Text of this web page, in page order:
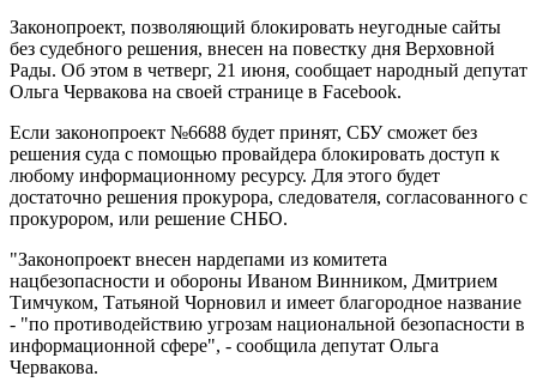
Законопроект, позволяющий блокировать неугодные сайты
без судебного решения, внесен на повестку дня Верховной
Рады. Об этом в четверг, 21 июня, сообщает народный депутат
Ольга Червакова на своей странице в Facebook.
Если законопроект №6688 будет принят, СБУ сможет без
решения суда с помощью провайдера блокировать доступ к
любому информационному ресурсу. Для этого будет
достаточно решения прокурора, следователя, согласованного с
прокурором, или решение СНБО.
"Законопроект внесен нардепами из комитета
нацбезопасности и обороны Иваном Винником, Дмитрием
Тимчуком, Татьяной Чорновил и имеет благородное название
- "по противодействию угрозам национальной безопасности в
информационной сфере", - сообщила депутат Ольга
Червакова.